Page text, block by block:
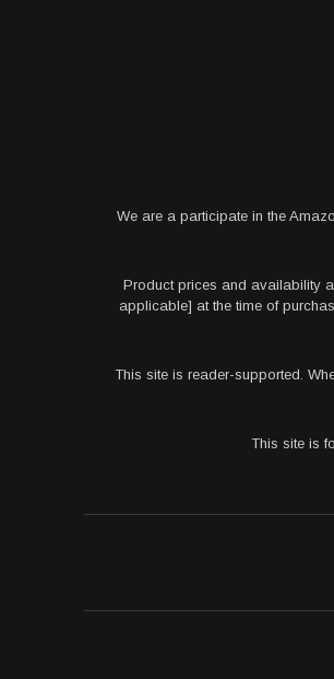
We are a participate in the
Product prices and availability
applicable] at the time of
This site is reader-supported.
This site is